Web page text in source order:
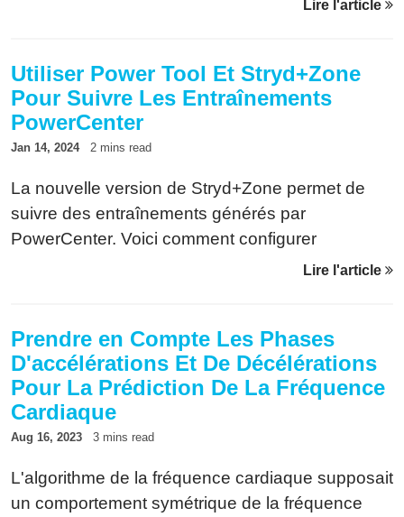
Lire l'article
Utiliser Power Tool Et Stryd+Zone
Pour Suivre Les Entraînements
PowerCenter
Jan 14, 2024 2 mins read
La nouvelle version de Stryd+Zone permet de
suivre des entraînements générés par
PowerCenter. Voici comment configurer
Stryd+Zone et Power Tool pour utiliser les deux
Lire l'article
Prendre en Compte Les Phases
D'accélérations Et De Décélérations
Pour La Prédiction De La Fréquence
Cardiaque
Aug 16, 2023 3 mins read
L'algorithme de la fréquence cardiaque supposait
un comportement symétrique de la fréquence